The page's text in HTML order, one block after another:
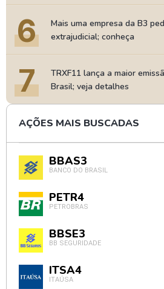
6
Mais uma empresa da B3
extrajudicial; conheça
7
TRXF11 lança a maior
Brasil; veja detalhes
AÇÕES MAIS BUSCADAS
BBAS3
BANCO DO BRASIL
PETR4
PETROBRAS
BBSE3
BB SEGURIDADE
ITSA4
ITAÚSA